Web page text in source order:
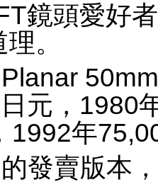
鏡頭愛好
。
元，1980
1992年
發賣版本